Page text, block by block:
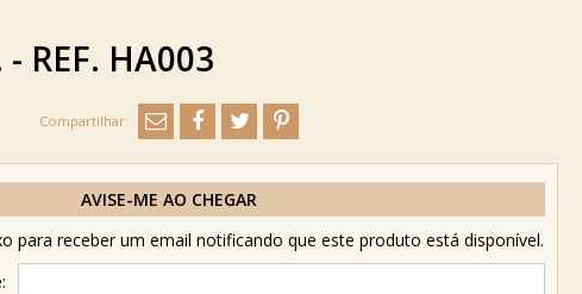
REF. HA003
AVISE-ME AO CHEGAR
para receber um email notificando que este produto está disponível.